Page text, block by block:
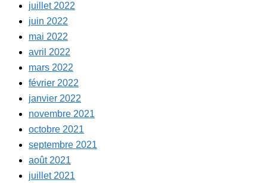
juillet 2022
juin 2022
mai 2022
avril 2022
mars 2022
février 2022
janvier 2022
novembre 2021
octobre 2021
septembre 2021
août 2021
juillet 2021